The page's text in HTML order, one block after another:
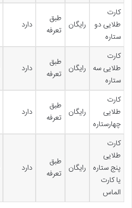
کارت
طلایی دو
ستاره
رایگان
طبق
تعرفه
دارد
کارت
طلایی سه
ستاره
رایگان
طبق
تعرفه
دارد
کارت
طلایی
چهارستاره
رایگان
طبق
تعرفه
دارد
کارت
طلایی
پنج ستاره
یا کارت
الماس
رایگان
طبق
تعرفه
دارد